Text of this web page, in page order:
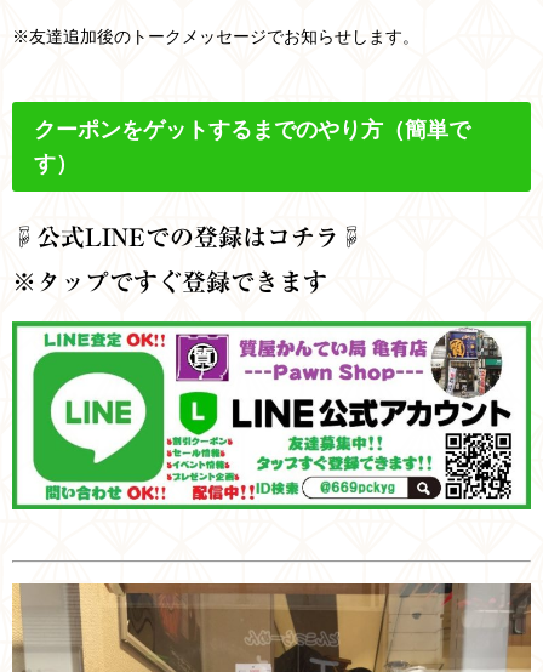
※友達追加後のトークメッセージでお知らせします。
クーポンをゲットするまでのやり方 （簡単で
す）
☟公式LINEでの登録はコチラ☟
※タップですぐ登録できます